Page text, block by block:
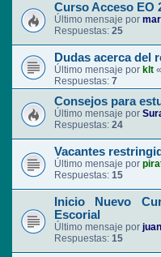
Curso Acceso EO
Último mensaje por
Respuestas: 25
Dudas acerca del
Último mensaje por klt «
Respuestas: 7
Consejos para
Último mensaje por
Respuestas: 24
Vacantes
Último mensaje por
Respuestas: 15
Inicio Nuevo
Escorial
Último mensaje por
Respuestas: 15